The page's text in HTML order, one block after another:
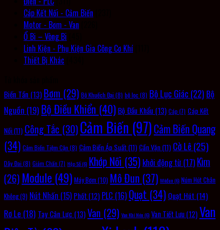
Cáp Kết Nối - Cảm Biến
Motor - Bơm - Van
Ổ Bi – Vòng Bi
Linh Kiện - Phụ Kiện Gia Công Cơ Khí
Thiết Bị Khác
Biến Tần (13) Bơm (29) Bộ Khuếch Đại (8) bộ lọc (8) Bộ Lục Giác (22) Bộ
Nguồn (19) Bộ Điều Khiển (40) Bộ Đầu Khẩu (13) Cáp (7) Cáp Kết
Nối(11) Công Tắc (30)Cảm Biến (97)Cảm Biến Quang
(34) Cảm Biến Tiệm Cận (8) Cảm Biến Áp Suất (11) Cần Vặn (11) Cờ Lê (25)
Dây Đai (8) Giảm Chấn (7) Hộp Số(6) Khớp Nối (35) khởi động từ (17) Kìm
(26) Module (49) Máy Bơm(10) Mô Đun (37) Môđun(6) Núm Hút Chân
Không(9) Nút Nhấn (15) Phốt (12) PLC (16) Quạt (34) Quạt Hút (14)
Rơ Le (18) Tay Cân Lực (13)Van (29) Van Khí Nén(6) Van Tiết Lưu (12)Van